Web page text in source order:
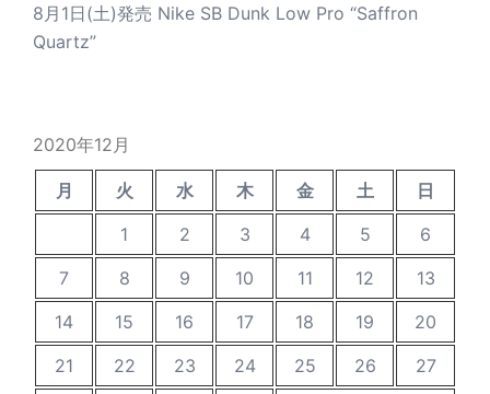
8月1日(土)発売 Nike SB Dunk Low Pro “Saffron
Quartz”
2020年12月
月 火 水 木 金 土
日
1
2 3 4 5
6
7
8 9 10 11 12
13
14
15 16 17 18 19
20
21
22 23 24 25 26
27